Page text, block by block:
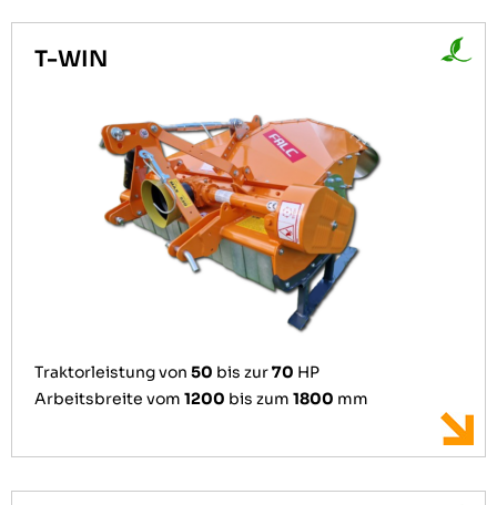
T-WIN
Traktorleistung von 50 bis zur70 HP
Arbeitsbreite vom 1200 bis zum 1800 mm